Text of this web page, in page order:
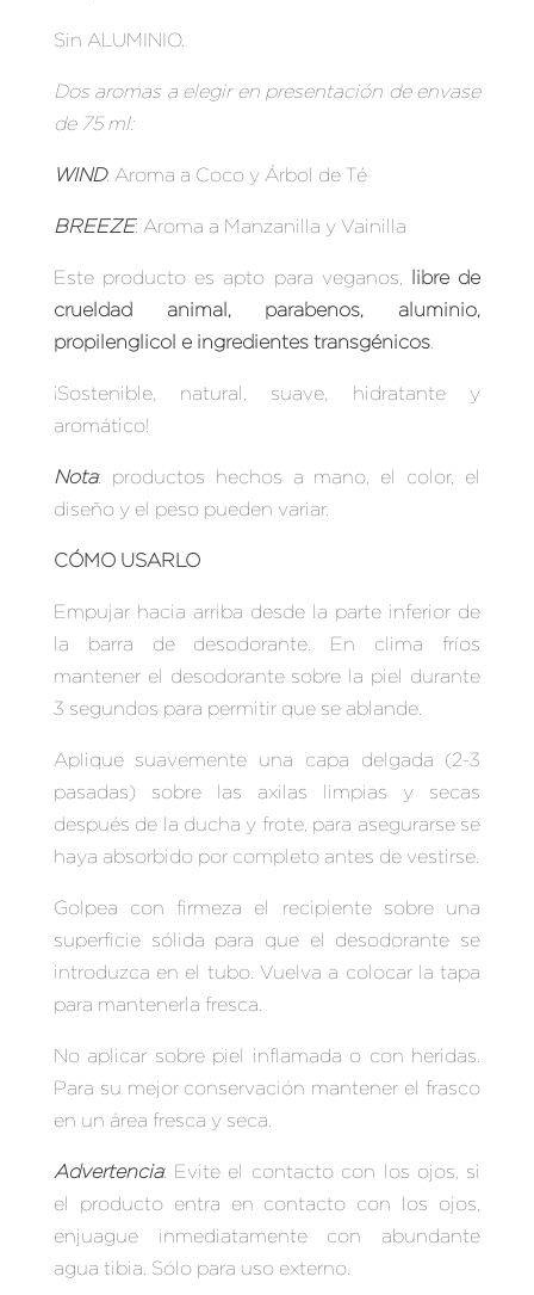
Sin ALUMINIO.
Dos aromas a elegir en presentación de envase
de 75 ml:
WIND: Aroma a Coco y Árbol de Té
BREEZE: Aroma a Manzanilla y Vainilla
Este producto es apto para veganos,
libre de
crueldad animal, parabenos, aluminio,
propilenglicol e ingredientes transgénicos.
¡Sostenible, natural, suave, hidratante y
aromático!
Nota: productos hechos a mano, el color, el
diseño y el peso pueden variar.
CÓMO USARLO
Empujar hacia arriba desde la parte inferior de
la barra de desodorante. En clima fríos
mantener el desodorante sobre la piel durante
3 segundos para permitir que se ablande.
Aplique suavemente una capa delgada (2-3
pasadas) sobre las axilas limpias y secas
después de la ducha y frote, para asegurarse se
haya absorbido por completo antes de vestirse.
Golpea con firmeza el recipiente sobre una
superficie sólida para que el desodorante se
introduzca en el tubo. Vuelva a colocar la tapa
para mantenerla fresca.
No aplicar sobre piel inflamada o con heridas.
Para su mejor conservación mantener el frasco
en un área fresca y seca.
Advertencia: Evite el contacto con los ojos, si
el producto entra en contacto con los ojos,
enjuague inmediatamente con abundante
agua tibia. Sólo para uso externo.